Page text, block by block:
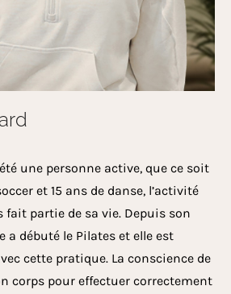
une personne active, que ce soit
et 15 ans de danse, l’activité
partie de sa vie. Depuis son
a débuté le Pilates et elle est
cette pratique. La conscience de
corps pour effectuer correctement